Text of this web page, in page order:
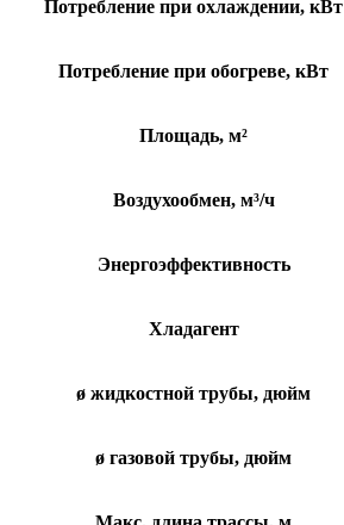
Потребление при охлаждении, кВт
Потребление при обогреве, кВт
Площадь, м²
Воздухообмен, м³/ч
Энергоэффективность
Хладагент
ø жидкостной трубы, дюйм
ø газовой трубы, дюйм